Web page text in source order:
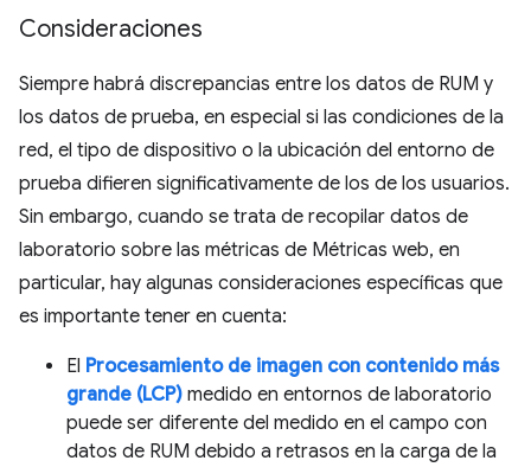
Consideraciones
Siempre habrá discrepancias entre los datos de RUM y
los datos de prueba, en especial si las condiciones de la
red, el tipo de dispositivo o la ubicación del entorno de
prueba difieren significativamente de los de los usuarios.
Sin embargo, cuando se trata de recopilar datos de
laboratorio sobre las métricas de Métricas web, en
particular, hay algunas consideraciones específicas que
es importante tener en cuenta:
El Procesamiento de imagen con contenido más
grande (LCP) medido en entornos de laboratorio
puede ser diferente del medido en el campo con
datos de RUM debido a retrasos en la carga de la